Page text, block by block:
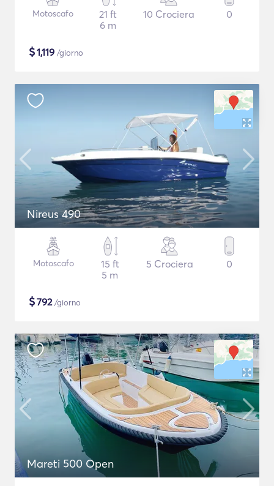
Motoscafo
21 ft
6 m
10 Crociera 0
$1,119 /giorno
Nireus 490
Motoscafo
15 ft
5 m
5 Crociera 0
$792/giorno
Mareti 500 Open